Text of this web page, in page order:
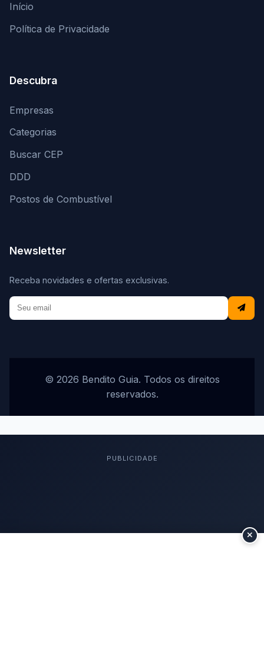
Início
Política de Privacidade
Descubra
Empresas
Categorias
Buscar CEP
DDD
Postos de Combustível
Newsletter
Receba novidades e ofertas exclusivas.
© 2026 Bendito Guia. Todos os direitos
reservados.